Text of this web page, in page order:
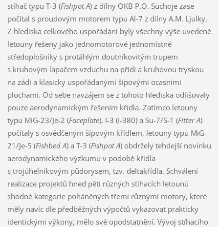
stíhač typu T-3 (Fishpot A) z dílny OKB P.O. Suchoje zase
počítal s proudovým motorem typu Al-7 z dílny A.M. Ljulky.
Z hlediska celkového uspořádání byly všechny výše uvedené
letouny řešeny jako jednomotorové jednomístné
středoplošníky s protáhlým doutníkovitým trupem
s kruhovým lapačem vzduchu na přídi a kruhovou tryskou
na zádi a klasicky uspořádanými šípovými ocasními
plochami. Od sebe navzájem se z tohoto hlediska odlišovaly
pouze aerodynamickým řešením křídla. Zatímco letouny
typu MiG-23/Je-2 (Faceplate), I-3 (I-380) a Su-7/S-1 (Fitter A)
počítaly s osvědčeným šípovým křídlem, letouny typu MiG-
21/Je-5 (Fishbed A) a T-3 (Fishpot A) obdržely tehdejší novinku
aerodynamického výzkumu v podobě křídla
s trojúhelníkovým půdorysem, tzv. deltakřídla. Schválení
realizace projektů hned pěti různých stíhacích letounů
shodné kategorie poháněných třemi různými motory, které
měly navíc dle předběžných výpočtů vykazovat prakticky
identickými výkony, mělo své opodstatnění. Vývoj stíhacího